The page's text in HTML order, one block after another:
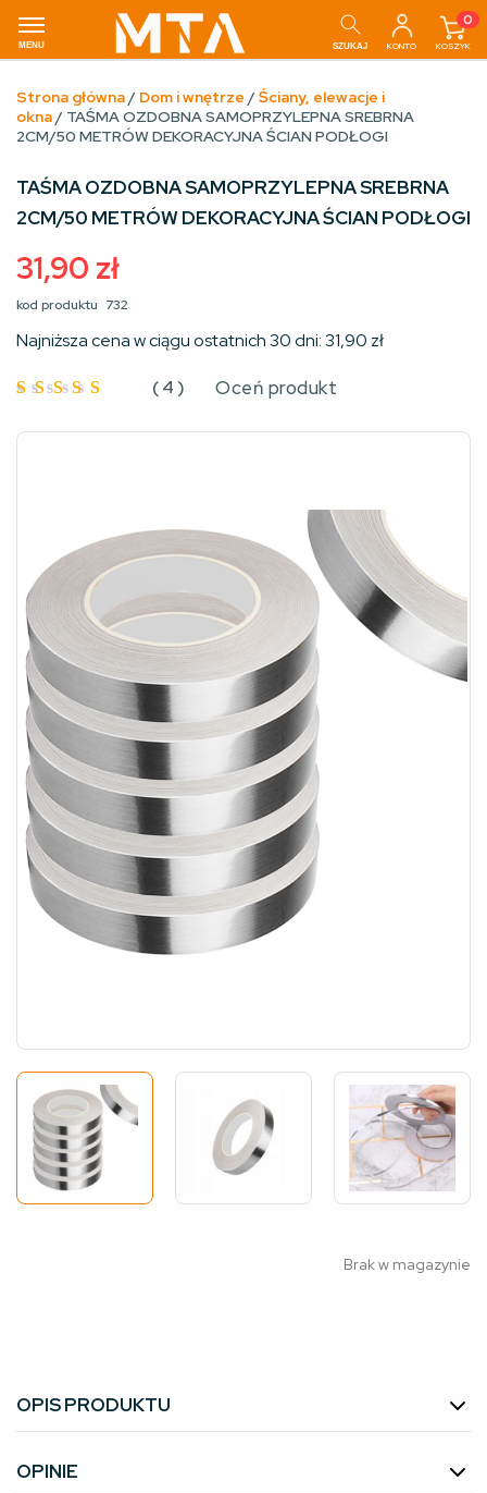
MENU SZUKAJ KONTO
0
KOSZYK
Strona główna/ Dom i wnętrze / Ściany, elewacje i
okna/ TAŚMA OZDOBNA SAMOPRZYLEPNA SREBRNA
2CM/50 METRÓW DEKORACYJNA ŚCIAN PODŁOGI
TAŚMA OZDOBNA SAMOPRZYLEPNA SREBRNA
2CM/50 METRÓW DEKORACYJNA ŚCIAN PODŁOGI
31,90 zł
kod produktu 732
Najniższa cena w ciągu ostatnich 30 dni:31,90 zł
5na 5
(4 ) Oceń produkt
Brak w magazynie
OPIS PRODUKTU
OPINIE